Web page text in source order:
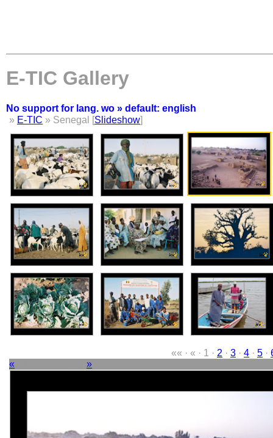
E-TIC Gallery
No support for lang. wo » default: english
» E-TIC » Senegal [Slideshow]
«« · « · 1 · 2 · 3 · 4 · 5 ·
«
»